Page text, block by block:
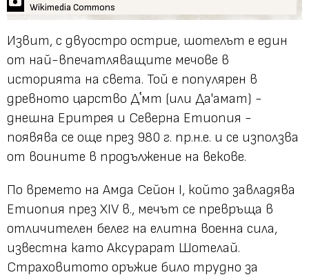
Wikimedia Commons
Извит, с двуостро острие, шотелът е един
от най-впечатляващите мечове в
историята на света. Той е популярен в
древното царство Дʿмт (или Да'амат) -
днешна Еритрея и Северна Етиопия -
появява се още през 980 г. пр.н.е. и се използва
от воините в продължение на векове.
По времето на Амда Сейон I, който завладява
Етиопия през XIV в., мечът се превръща в
отличителен белег на елитна военна сила,
известна като Аксурарат Шотелай.
Страховитото оръжие било трудно за